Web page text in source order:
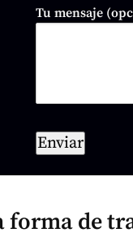
Tu mensaje
forma de